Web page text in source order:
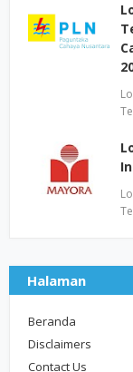
Halaman
Beranda
Disclaimers
Contact Us